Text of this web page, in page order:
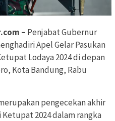
– Penjabat Gubernur
Apel Gelar Pasukan
Lodaya 2024 di depan
Kota Bandung, Rabu
pengecekan akhir
2024 dalam rangka